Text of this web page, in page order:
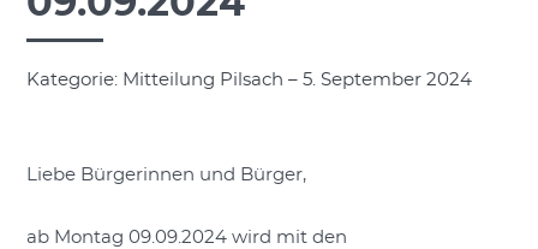
Kategorie: Mitteilung Pilsach – 5. September 2024
Liebe Bürgerinnen und Bürger,
ab Montag 09.09.2024 wird mit den